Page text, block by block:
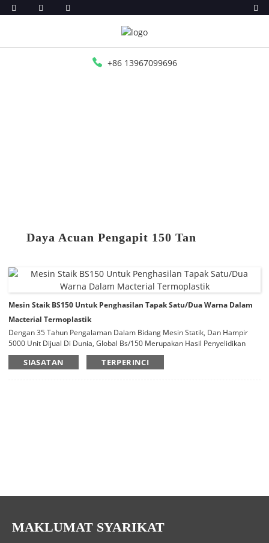
+86 13967099696
Daya Acuan Pengapit 150 Tan
Mesin Staik BS150 Untuk Penghasilan Tapak Satu/Dua Warna Dalam
Macterial Termoplastik
Dengan 35 Tahun Pengalaman Dalam Bidang Mesin Statik, Dan Hampir
5000 Unit Dijual Di Dunia, Global Bs/150 Merupakan Hasil Penyelidikan
Berjaya Bertujuan Pada Pengeluaran Kos Dan Orientasi Pasaran. Global
Bs/150 Terutamanya Termasuk Dua Jenis Extrud-Er Dan Skru-Omboh,
SIASATAN TERPERINCI
MAKLUMAT SYARIKAT